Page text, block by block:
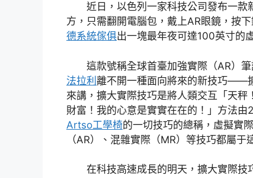
近日，以色列一家科技公司發布一
方，只需翻開電腦包，戴上AR眼鏡，按
德系統傢俱出一塊最年夜可達100英寸的
這款號稱全球首臺加強實際（AR）
法拉利 離不開一種面向將來的新技巧——
來講，擴大實際技巧是將人類交互「天
財富！我的心意是實實在在的！」方法由
Artso工學椅的一切技巧的總稱，虛擬實
（AR）、混雜實際（MR）等技巧都屬于
在科技高速成長的明天，擴大實際技